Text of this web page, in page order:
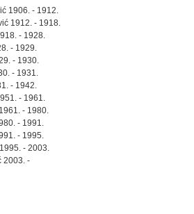
1906. - 1912.
1912. - 1918.
- 1928.
- 1929.
- 1930.
- 1931.
- 1942.
- 1961.
- 1980.
- 1991.
- 1995.
- 2003.
2003. -